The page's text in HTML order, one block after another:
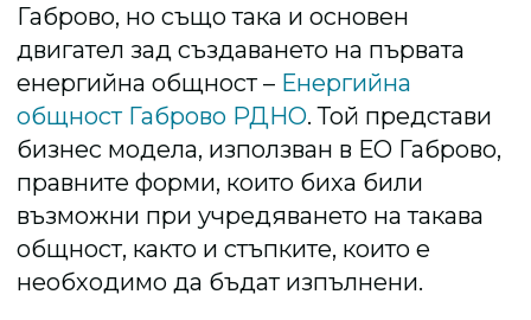
Габрово, но също така и основен
двигател зад създаването на първата
енергийна общност – Енергийна
общност Габрово РДНО. Той представи
бизнес модела, използван в ЕО Габрово,
правните форми, които биха били
възможни при учредяването на такава
общност, както и стъпките, които е
необходимо да бъдат изпълнени.